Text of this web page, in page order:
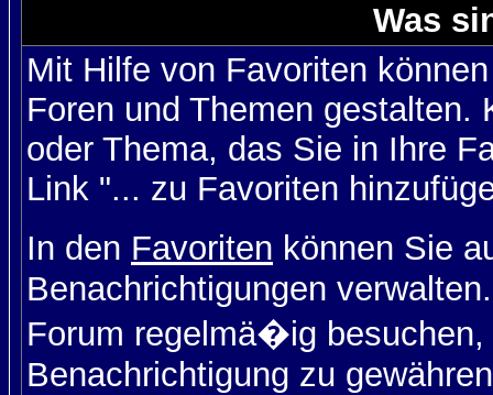
Was
Mit Hilfe von Favoriten
Foren und Themen
oder Thema, das Sie in Ihre
Link "... zu Favoriten
In den Favoriten können Sie
Benachrichtigungen
Forum regelmä�ig
Benachrichtigung zu